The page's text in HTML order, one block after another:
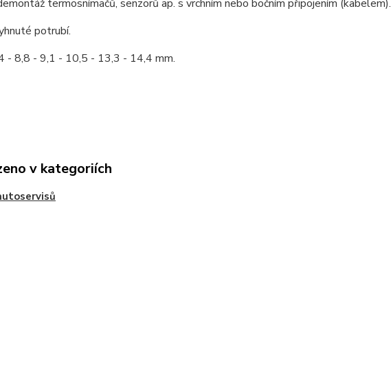
termosnímačů, senzorů ap. s vrchním nebo bočním připojením (kabelem).
potrubí.
- 8,8 - 9,1 - 10,5 - 13,3 - 14,4 mm.
v kategoriích